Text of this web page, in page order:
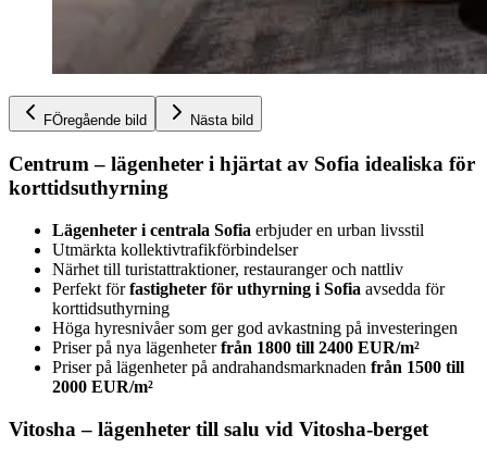
FÖregående bild Nästa bild
Centrum – lägenheter i hjärtat av Sofia idealiska för
korttidsuthyrning
Lägenheter i centrala Sofia erbjuder en urban livsstil
Utmärkta kollektivtrafikförbindelser
Närhet till turistattraktioner, restauranger och nattliv
Perfekt förfastigheter för uthyrning i Sofia avsedda för
korttidsuthyrning
Höga hyresnivåer som ger god avkastning på investeringen
Priser på nya lägenheterfrån 1800 till 2400 EUR/m²
Priser på lägenheter på andrahandsmarknaden från 1500 till
2000 EUR/m²
Vitosha – lägenheter till salu vid Vitosha-berget